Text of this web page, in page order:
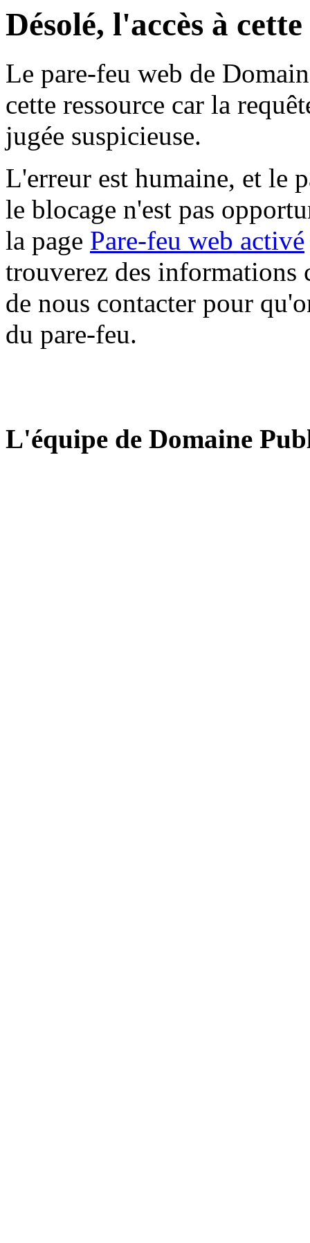
Désolé, l'accès à
Le pare-feu web de
cette ressource car la
jugée suspicieuse.
L'erreur est humaine, et le
le blocage n'est pas
la page Pare-feu web activé
trouverez des informations
de nous contacter pour
du pare-feu.
L'équipe de Domaine